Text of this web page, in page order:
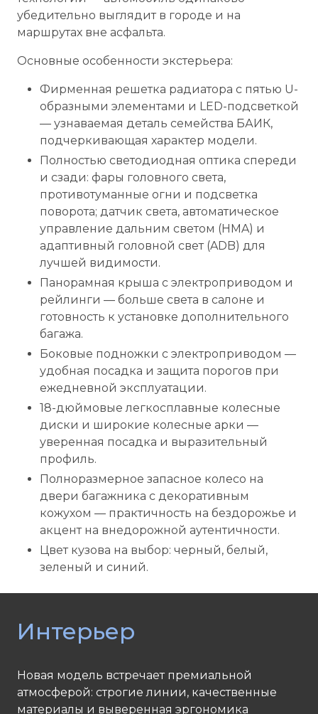
убедительно выглядит в городе и на
маршрутах вне асфальта.
Основные особенности экстерьера:
Фирменная решетка радиатора с пятью U-
образными элементами и LED-подсветкой
— узнаваемая деталь семейства БАИК,
подчеркивающая характер модели.
Полностью светодиодная оптика спереди
и сзади: фары головного света,
противотуманные огни и подсветка
поворота; датчик света, автоматическое
управление дальним светом (HMA) и
адаптивный головной свет (ADB) для
лучшей видимости.
Панорамная крыша с электроприводом и
рейлинги — больше света в салоне и
готовность к установке дополнительного
багажа.
Боковые подножки с электроприводом —
удобная посадка и защита порогов при
ежедневной эксплуатации.
18-дюймовые легкосплавные колесные
диски и широкие колесные арки —
уверенная посадка и выразительный
профиль.
Полноразмерное запасное колесо на
двери багажника с декоративным
кожухом — практичность на бездорожье и
акцент на внедорожной аутентичности.
Цвет кузова на выбор: черный, белый,
зеленый и синий.
Интерьер
Новая модель встречает премиальной
атмосферой: строгие линии, качественные
материалы и выверенная эргономика